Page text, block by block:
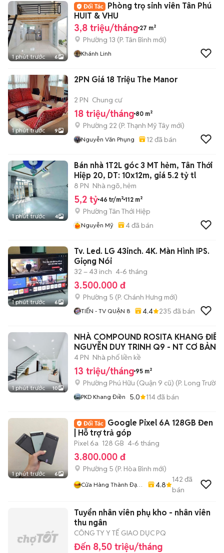
1 phút trước 6
Phòng trọ sinh viên Tân Phú
HUIT & VHU
3,8 triệu/tháng 27 m²
Phường 13 (P. Tân Bình mới)
Khánh Linh
1 phút trước 9
2PN Giá 18 Triệu The Manor
2 PN Chung cư
18 triệu/tháng 80 m²
Phường 22 (P. Thạnh Mỹ Tây mới)
Nguyễn Văn Phụng 12 đã bán
1 phút trước 4
Bán nhà 1T2L góc 3 MT hẻm, Tân Thới
Hiệp 20, DT: 10x12m, giá 5.2 tỷ tl
8 PN Nhà ngõ, hẻm
5,2 tỷ 46 tr/m² 112 m²
Phường Tân Thới Hiệp
Nguyễn Mỹ 4đã bán
1 phút trước 6
Tv. Led. LG 43inch. 4K. Màn Hình IPS.
Giọng Nói
32 – 43 inch 4-6 tháng
3.500.000 đ
Phường 5 (P. Chánh Hưng mới)
TIẾN - TV QUẬN 8 4.4 235 đã bán
1 phút trước 10
NHÀ COMPOUND ROSITA KHANG
NGUYỄN DUY TRINH Q9 - NT CƠ BẢN
4 PN Nhà phố liền kề
13 triệu/tháng 95 m²
Phường Phú Hữu (Quận 9 cũ) (P. Long Trường
PKD Khang Điền 5.0 114đã bán
1 phút trước 6
Google Pixel 6A 128GB Đen
| Hỗ trợ trả góp
Pixel 6a 128 GB 4-6 tháng
3.800.000 đ
Phường 5 (P. Hòa Bình mới)
Cửa Hàng Thành Đạt
4.8
142 đã
bán
Tuyển nhân viên phụ kho - nhân viên
thu ngân
CÔNG TY Y TẾ GIAO DỤC PQ
Đến 8,50 triệu/tháng